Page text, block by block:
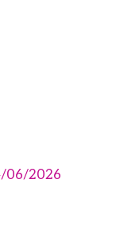
06/2026